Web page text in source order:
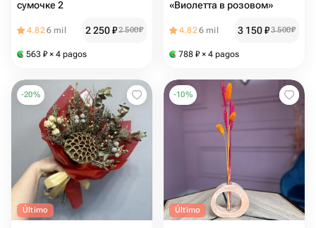
сумочке 2
4.826 mil 2 250₽2 500₽
563 ₽ × 4 pagos
«Виолетта в розовом»
4.826 mil 3 150₽3 500₽
788 ₽ × 4 pagos
-20%
Último
-10%
Último